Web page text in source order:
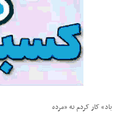
کار کردم نه «مرده